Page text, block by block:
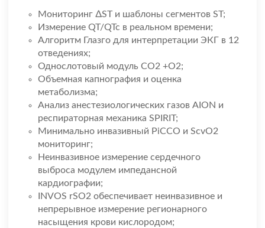
Мониторинг ∆ST и шаблоны сегментов ST;
Измерение QT/QTc в реальном времени;
Алгоритм Глазго для интерпретации ЭКГ в 12
отведениях;
Однослотовый модуль CO2 +O2;
Объемная капнография и оценка
метаболизма;
Анализ анестезиологических газов AION и
респираторная механика SPIRIT;
Минимально инвазивный PiCCO и ScvO2
мониторинг;
Неинвазивное измерение сердечного
выброса модулем импедансной
кардиографии;
INVOS rSO2 обеспечивает неинвазивное и
непрерывное измерение регионарного
насыщения крови кислородом;